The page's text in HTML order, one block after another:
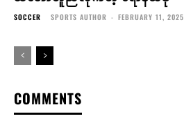
SOCCER SPORTS AUTHOR - FEBRUARY 11, 2025
COMMENTS